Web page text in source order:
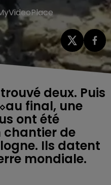
deux. Puis
final, une
ont été
chantier de
Ils datent
mondiale.